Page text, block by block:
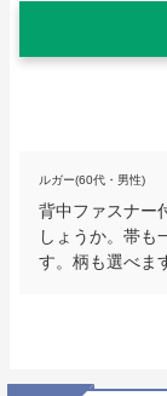
ルガー(60代・男性)
背中ファスナー
しょうか。帯も
す。柄も選べま